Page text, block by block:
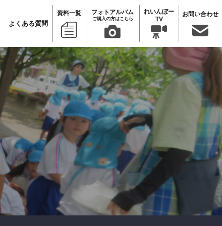
よくある質問
資料一覧 フォトアルバム
ご購入の方はこちら
れいんぼー
TV
お問い合わせ